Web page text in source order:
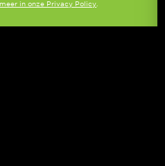
meer in onze Privacy Policy.